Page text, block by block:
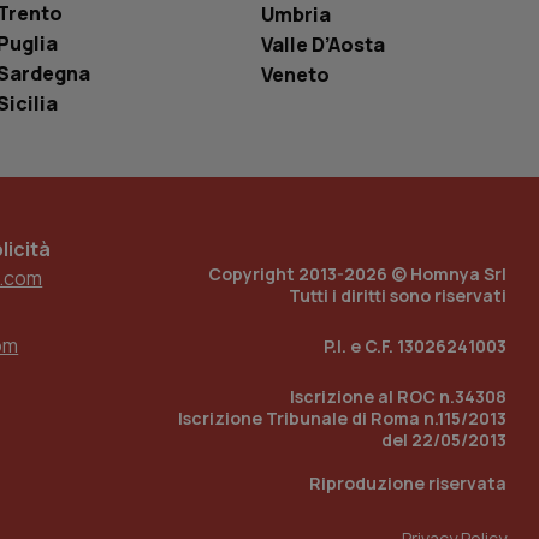
Umbria
Valle D’Aosta
Veneto
Copyright 2013-2026 © Homnya Srl
Tutti i diritti sono riservati
P.I. e C.F. 13026241003
Iscrizione al ROC n.34308
Iscrizione Tribunale di Roma n.115/2013
del 22/05/2013
Riproduzione riservata
del sito web sta
tenere traccia
incorporati
del sito web sta
tenere traccia
dell’esperienza
con identity